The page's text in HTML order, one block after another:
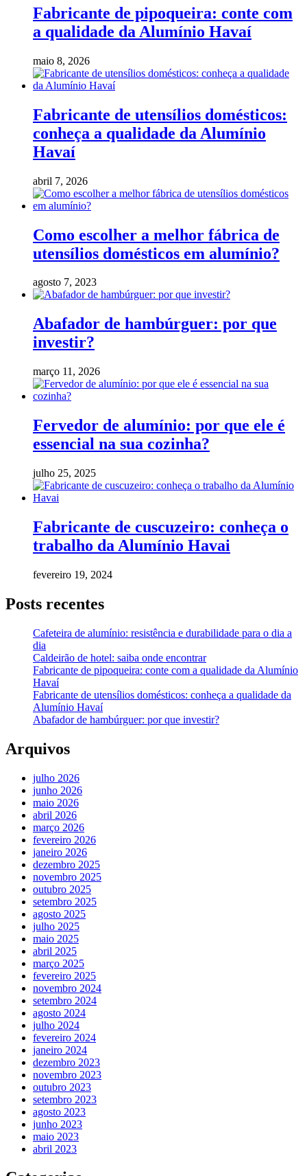
Fabricante de pipoqueira: conte com
a qualidade da Alumínio Havaí
maio 8, 2026
Fabricante de utensílios domésticos:
conheça a qualidade da Alumínio
Havaí
abril 7, 2026
Como escolher a melhor fábrica de
utensílios domésticos em alumínio?
agosto 7, 2023
Abafador de hambúrguer: por que
investir?
março 11, 2026
Fervedor de alumínio: por que ele é
essencial na sua cozinha?
julho 25, 2025
Fabricante de cuscuzeiro: conheça o
trabalho da Alumínio Havai
fevereiro 19, 2024
Posts recentes
Cafeteira de alumínio: resistência e durabilidade para o dia a
dia
Caldeirão de hotel: saiba onde encontrar
Fabricante de pipoqueira: conte com a qualidade da Alumínio
Havaí
Fabricante de utensílios domésticos: conheça a qualidade da
Alumínio Havaí
Abafador de hambúrguer: por que investir?
Arquivos
julho 2026
junho 2026
maio 2026
abril 2026
março 2026
fevereiro 2026
janeiro 2026
dezembro 2025
novembro 2025
outubro 2025
setembro 2025
agosto 2025
julho 2025
maio 2025
abril 2025
março 2025
fevereiro 2025
novembro 2024
setembro 2024
agosto 2024
julho 2024
fevereiro 2024
janeiro 2024
dezembro 2023
novembro 2023
outubro 2023
setembro 2023
agosto 2023
junho 2023
maio 2023
abril 2023